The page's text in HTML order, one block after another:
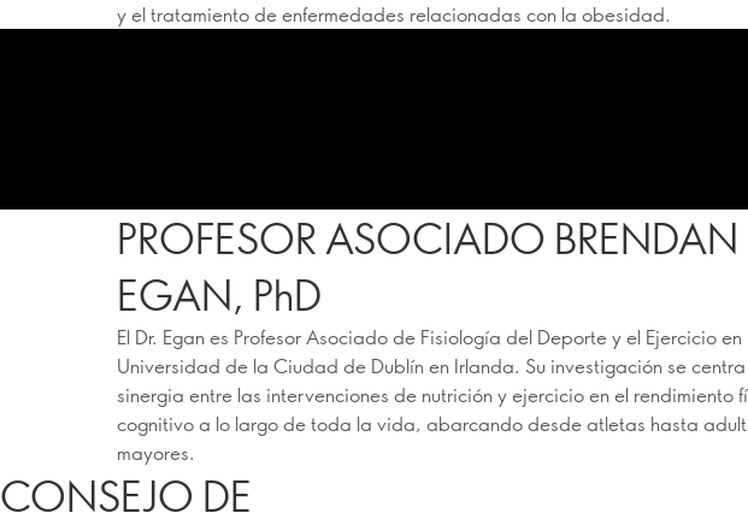
y el tratamiento de enfermedades relacionadas con la obesidad.
PROFESOR ASOCIADO BRENDAN
EGAN, PhD
El Dr. Egan es Profesor Asociado de Fisiología del Deporte y el Ejercicio en
Universidad de la Ciudad de Dublín en Irlanda. Su investigación se
sinergia entre las intervenciones de nutrición y ejercicio en el rendimiento
cognitivo a lo largo de toda la vida, abarcando desde atletas hasta
mayores.
CONSEJO DE